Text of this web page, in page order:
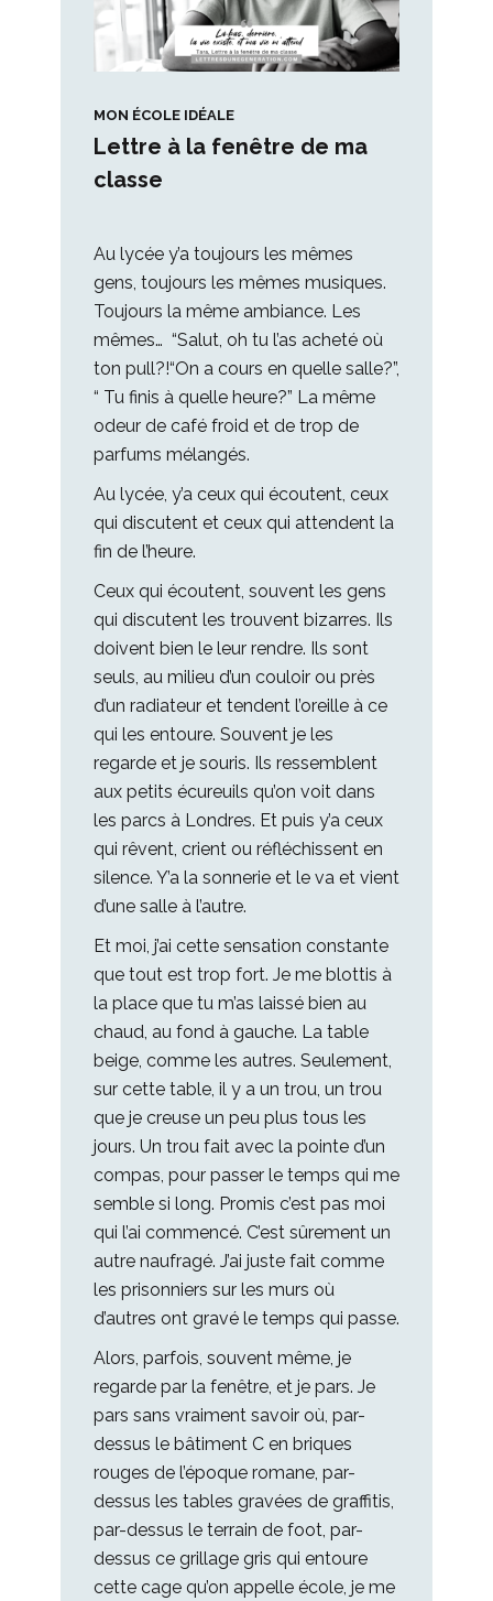
MON ÉCOLE IDÉALE
Lettre à la fenêtre de ma
classe
Au lycée y’a toujours les mêmes
gens, toujours les mêmes musiques.
Toujours la même ambiance. Les
mêmes… “Salut, oh tu l’as acheté où
ton pull?!“On a cours en quelle salle?”,
“ Tu finis à quelle heure?” La même
odeur de café froid et de trop de
parfums mélangés.
Au lycée, y’a ceux qui écoutent, ceux
qui discutent et ceux qui attendent la
fin de l’heure.
Ceux qui écoutent, souvent les gens
qui discutent les trouvent bizarres. Ils
doivent bien le leur rendre. Ils sont
seuls, au milieu d’un couloir ou près
d’un radiateur et tendent l’oreille à ce
qui les entoure. Souvent je les
regarde et je souris. Ils ressemblent
aux petits écureuils qu’on voit dans
les parcs à Londres. Et puis y’a ceux
qui rêvent, crient ou réfléchissent en
silence. Y’a la sonnerie et le va et vient
d’une salle à l’autre.
Et moi, j’ai cette sensation constante
que tout est trop fort. Je me blottis à
la place que tu m’as laissé bien au
chaud, au fond à gauche. La table
beige, comme les autres. Seulement,
sur cette table, il y a un trou, un trou
que je creuse un peu plus tous les
jours. Un trou fait avec la pointe d’un
compas, pour passer le temps qui me
semble si long. Promis c’est pas moi
qui l’ai commencé. C’est sûrement un
autre naufragé. J’ai juste fait comme
les prisonniers sur les murs où
d’autres ont gravé le temps qui passe.
Alors, parfois, souvent même, je
regarde par la fenêtre, et je pars. Je
pars sans vraiment savoir où, par-
dessus le bâtiment C en briques
rouges de l’époque romane, par-
dessus les tables gravées de graffitis,
par-dessus le terrain de foot, par-
dessus ce grillage gris qui entoure
cette cage qu’on appelle école, je me